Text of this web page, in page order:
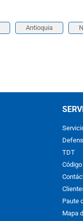
Antioquia
TDT
Paute
Mapa